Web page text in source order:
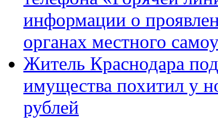
информации о
органах местного
Житель Краснодара
имущества похитил у
рублей